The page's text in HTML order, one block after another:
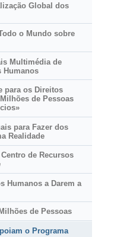
Global dos
o Mundo sobre
Multimédia de
Humanos
para os Direitos
de Pessoas
para Fazer dos
Realidade
de Recursos
Humanos a Darem a
de Pessoas
o Programa